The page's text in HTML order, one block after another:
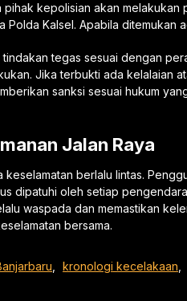
pihak kepolisian akan melakukan
Kalsel. Apabila ditemukan
tegas sesuai dengan
Jika terbukti ada kelalaian
sanksi sesuai hukum
Jalan Raya
berlalu lintas.
dipatuhi oleh setiap
waspada dan memastikan
bersama.
kronologi kecelakaan